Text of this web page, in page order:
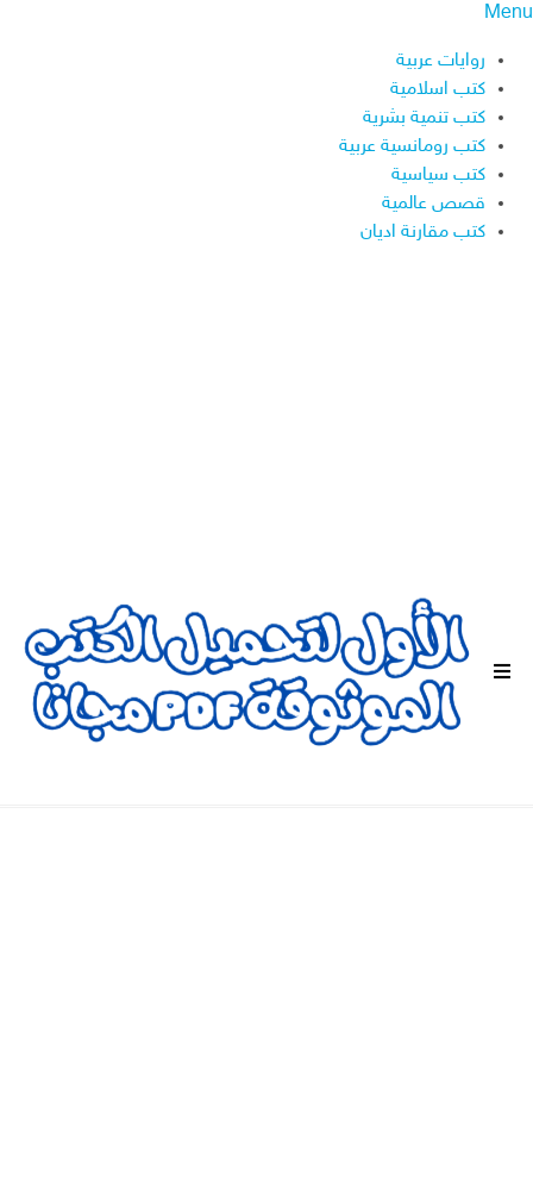
Menu
روايات عربية
كتب اسلامية
كتب تنمية بشرية
كتب رومانسية عربية
كتب سياسية
قصص عالمية
كتب مقارنة اديان
ا